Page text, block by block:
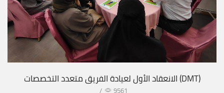
الانعقاد الأول لعيادة الفريق متعدد التخصصات (DMT)
/ 9561